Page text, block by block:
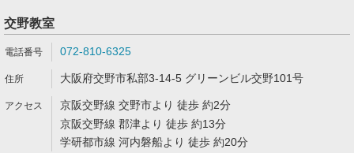
交野教室
072-810-6325
大阪府交野市私部3-14-5 グリーンビル交野101号
京阪交野線 交野市より 徒歩 約2分
京阪交野線 郡津より 徒歩 約13分
学研都市線 河内磐船より 徒歩 約20分